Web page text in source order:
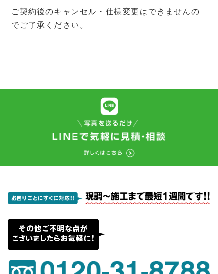
ご契約後のキャンセル・仕様変更はできませんの
でご了承ください。